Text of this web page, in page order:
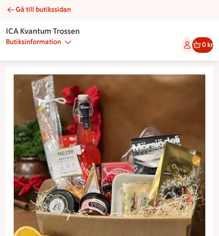
Delikatesskorg stor | Catering ICA Kvantum Trossen
Gå till butikssidan
ICA Kvantum Trossen
Butiksinformation 0 kr